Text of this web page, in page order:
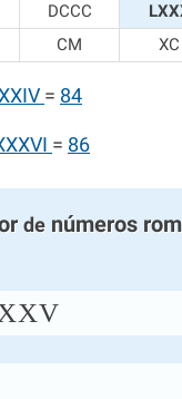
DCCC
CM XC
= 84
= 86
denúmeros